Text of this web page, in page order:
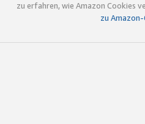
zu erfahren, wie Amazon Cookies
zu